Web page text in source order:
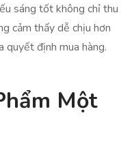
sáng tốt không chỉ thu
cảm thấy dễ chịu hơn
quyết định mua hàng.
Một